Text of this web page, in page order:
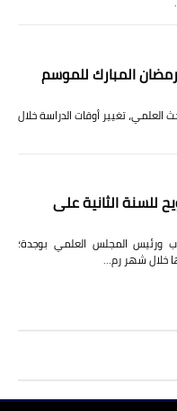
المبارك للموسم
العلمي، تغيير أوقات الدراسة خلال
للسنة الثانية على
المجلس العلمي بوجدة؛
خلال شهر رم…